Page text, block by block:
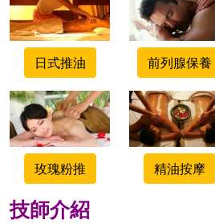
500x500
日式推油
500x500
前列腺保養
500x500
玫瑰粉推
500x500
精油按摩
技師介紹